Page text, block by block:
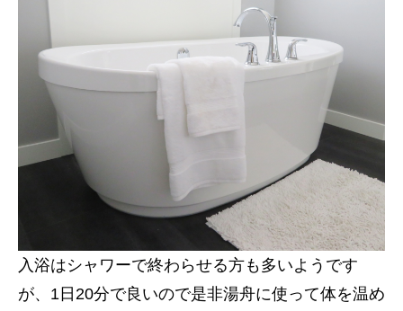
入浴はシャワーで終わらせる方も多いようです
が、1日20分で良いので是非湯舟に使って体を温め